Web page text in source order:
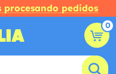
procesando pedidos
0